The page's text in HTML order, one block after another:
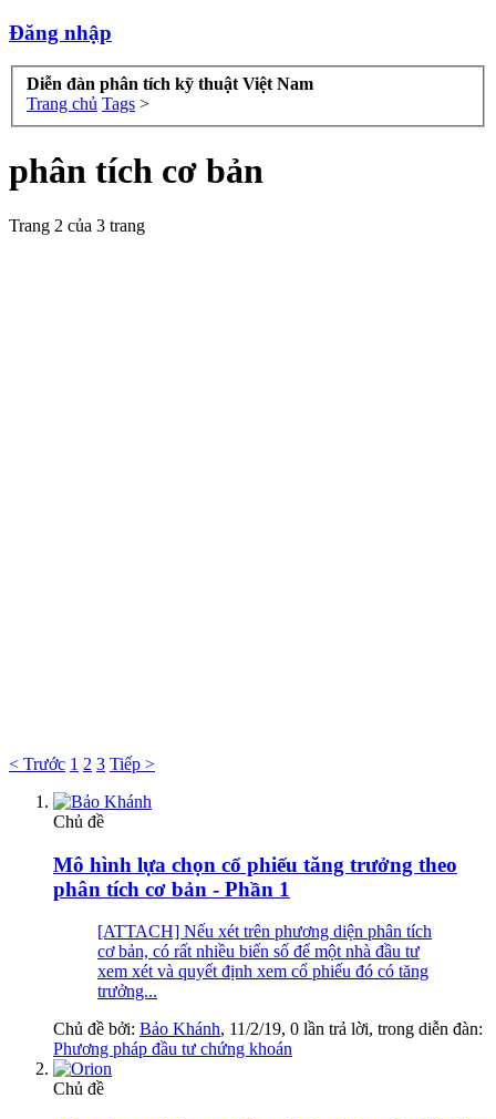
Đăng nhập
Diễn đàn phân tích kỹ thuật Việt Nam
Trang chủ Tags >
phân tích cơ bản
Trang 2 của 3 trang
< Trước 1 2 3 Tiếp >
Chủ đề
Mô hình lựa chọn cổ phiếu tăng trưởng theo
phân tích cơ bản - Phần 1
[ATTACH] Nếu xét trên phương diện phân tích
cơ bản, có rất nhiều biến số để một nhà đầu tư
xem xét và quyết định xem cổ phiếu đó có tăng
trưởng...
Chủ đề bởi: Bảo Khánh, 11/2/19, 0 lần trả lời, trong diễn đàn:
Phương pháp đầu tư chứng khoán
Chủ đề